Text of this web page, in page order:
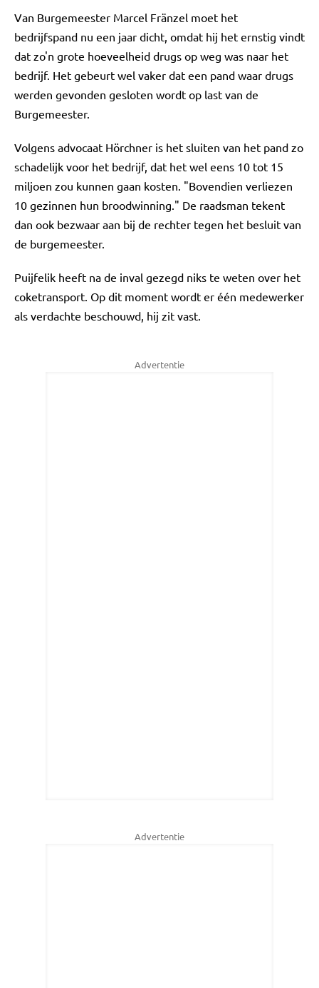
Van Burgemeester Marcel Fränzel moet het
bedrijfspand nu een jaar dicht, omdat hij het ernstig vindt
dat zo'n grote hoeveelheid drugs op weg was naar het
bedrijf. Het gebeurt wel vaker dat een pand waar drugs
werden gevonden gesloten wordt op last van de
Burgemeester.
Volgens advocaat Hörchner is het sluiten van het pand zo
schadelijk voor het bedrijf, dat het wel eens 10 tot 15
miljoen zou kunnen gaan kosten. "Bovendien verliezen
10 gezinnen hun broodwinning." De raadsman tekent
dan ook bezwaar aan bij de rechter tegen het besluit van
de burgemeester.
Puijfelik heeft na de inval gezegd niks te weten over het
coketransport. Op dit moment wordt er één medewerker
als verdachte beschouwd, hij zit vast.
Advertentie
Advertentie